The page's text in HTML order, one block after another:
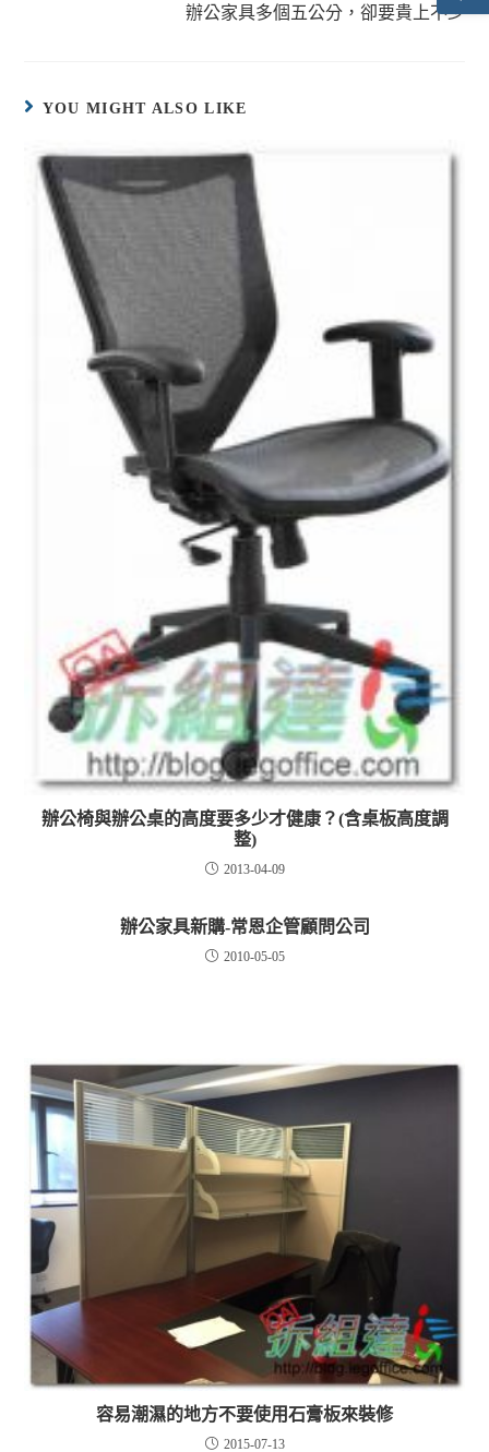
辦公家具多個五公分，卻要貴上不少
YOU MIGHT ALSO LIKE
辦公椅與辦公桌的高度要多少才健康？(含桌板高度調
整)
2013-04-09
辦公家具新購-常恩企管顧問公司
2010-05-05
容易潮濕的地方不要使用石膏板來裝修
2015-07-13